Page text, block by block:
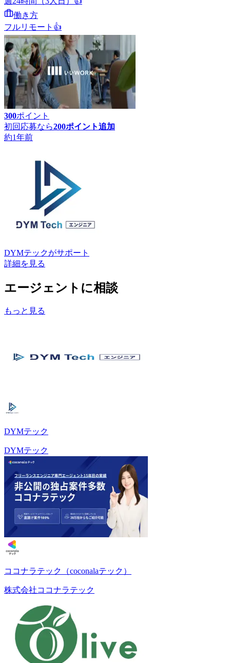
働き方
フルリモート 👍
300ポイント
初回応募なら200ポイント追加
約1年前
DYMテックがサポート
詳細を見る
エージェントに相談
もっと見る
DYMテック
DYMテック
ココナラテック（coconalaテック）
株式会社ココナラテック